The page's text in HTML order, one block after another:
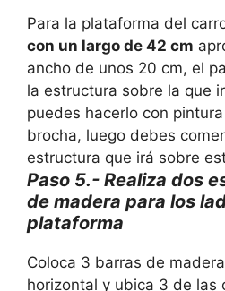
Para la plataforma del
con un largo de 42 cm
ancho de unos 20 cm, el
la estructura sobre la que
puedes hacerlo con
brocha, luego debes
estructura que irá sobre
Paso 5.- Realiza dos
de madera para los
plataforma
Coloca 3 barras de
horizontal y ubica 3 de las